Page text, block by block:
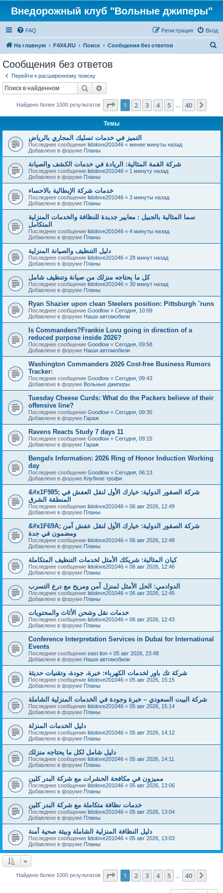
Внедорожный клуб "Вольные джиперы"
FAQ Вход
Регистрация
На главную F4X4.RU Поиск Сообщения без ответов
Сообщения без ответов
Перейти к расширенному поиску
Поиск
Найдено более 1000 результатов Страница из 40
1 2 3 4 5 40
Темы
التميز في خدمات تسليك المجاري بالرياض
Последнее сообщение lidolove201046 « менее минуты назад
Добавлено в форуме Планы
شركة القمة المثالية: الريادة في خدمات الكشف والصيانة
Последнее сообщение lidolove201046 « 1 минуту назад
Добавлено в форуме Планы
خدمات شركة الإيطالية بالاحساء
Последнее сообщение lidolove201046 « 3 минуты назад
Добавлено в форуме Планы
سما المثالية بالجبيل : معايير جديدة للنظافة والخدمات المنزلية
المتكامل
Последнее сообщение lidolove201046 « 4 минуты назад
Добавлено в форуме Планы
دليل التنظيف والصيانة المنزلية
Последнее сообщение lidolove201046 « 28 минут назад
Добавлено в форуме Планы
كل ما يحتاجه منزلك من صيانة وتنظيف شامل
Последнее сообщение lidolove201046 « 30 минут назад
Добавлено в форуме Планы
Ryan Shazier upon clean Steelers position: Pittsburgh ˜runs
Последнее сообщение Goodlow « Сегодня, 10:09
Добавлено в форуме Наши автомобили
Is Commanders?Frankie Luvu going in direction of a
reduced purpose inside 2026?
Последнее сообщение Goodlow « Сегодня, 09:58
Добавлено в форуме Наши автомобили
Washington Commanders 2026 Cost-free Business Rumors
Tracker:
Последнее сообщение Goodlow « Сегодня, 09:43
Добавлено в форуме Вольные джиперы
Tuesday Cheese Curds: What do the Packers believe of their
offensive line?
Последнее сообщение Goodlow « Сегодня, 09:35
Добавлено в форуме Гараж
Ravens Reacts Study 7 days 11
Последнее сообщение Goodlow « Сегодня, 09:15
Добавлено в форуме Гараж
Bengals Information: 2026 Ring of Honor Induction Working
day
Последнее сообщение Goodlow « Сегодня, 06:13
Добавлено в форуме Клубное трофи
&#x1F985; شركة الصقور الدولية: خيارك الأول لنقل العفش في
المنطقة الشرق
Последнее сообщение lidolove201046 « 06 авг 2026, 12:49
Добавлено в форуме Планы
&#x1F69A; شركة الصقور الدولية: خيارك الأول لنقل عفش آمن
ومضمون في جدة
Последнее сообщение lidolove201046 « 06 авг 2026, 12:48
Добавлено в форуме Планы
كيان المثالية: شريكك الأمثل لخدمات التنظيف المتكاملة
Последнее сообщение lidolove201046 « 06 авг 2026, 12:46
Добавлено в форуме Планы
الدوادمي: الحل الأمثل لمنزل آمن ومريح مع درع التسرب
Последнее сообщение lidolove201046 « 06 авг 2026, 12:45
Добавлено в форуме Планы
خدمات نقل وشحن الأثاث والمحتويات
Последнее сообщение lidolove201046 « 06 авг 2026, 12:43
Добавлено в форуме Планы
Conference Interpretation Services in Dubai for International
Events
Последнее сообщение east lion « 05 авг 2026, 23:48
Добавлено в форуме Наши автомобили
شركة تك باور لخدمات الكهرباء: خبرة، جودة، وتقنيات حديثة
Последнее сообщение lidolove201046 « 05 авг 2026, 15:15
Добавлено в форуме Планы
شركة البيت السعودي – خبرة وجودة في الخدمات المنزلية الشاملة
Последнее сообщение lidolove201046 « 05 авг 2026, 15:14
Добавлено в форуме Планы
دليل الخدمات المنزلة
Последнее сообщение lidolove201046 « 05 авг 2026, 14:12
Добавлено в форуме Планы
دليل شامل لكل ما يحتاجه منزلك
Последнее сообщение lidolove201046 « 05 авг 2026, 14:11
Добавлено в форуме Планы
مميزون في مكافحة الحشرات مع شركة البدر كلين
Последнее сообщение lidolove201046 « 05 авг 2026, 13:06
Добавлено в форуме Планы
خدمات نظافة متكاملة مع شركة البدر كلين
Последнее сообщение lidolove201046 « 05 авг 2026, 13:04
Добавлено в форуме Планы
دليل النظافة المنزلية الشاملة وبيئة صحية آمنة
Последнее сообщение lidolove201046 « 05 авг 2026, 13:03
Добавлено в форуме Планы
Найдено более 1000 результатов Страница из 40
1 2 3 4 5 40